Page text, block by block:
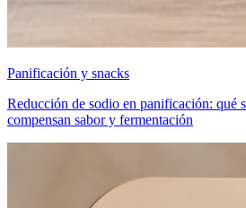
Panificación y snacks
Reducción de sodio en panificación: qué
compensan sabor y fermentación